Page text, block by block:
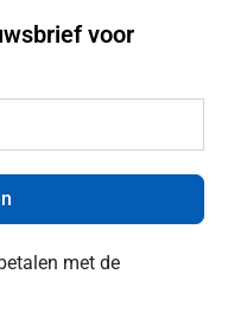
voor
met de